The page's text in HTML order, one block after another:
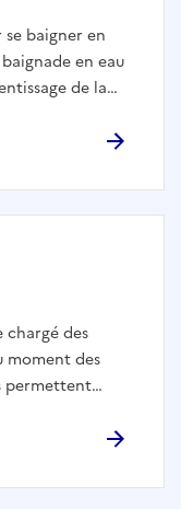
baigner en
en eau
de la
chargé des
moment des
permettent